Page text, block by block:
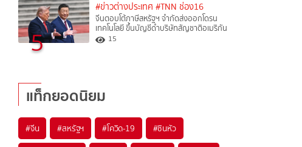
5
#ข่าวต่างประเทศ #TNN ช่อง16
จีนตอบโต้ภาษีสหรัฐฯ จำกัดส่งออกโดรน
เทคโนโลยี ขึ้นบัญชีดำบริษัทสัญชาติอเมริกัน
15
แท็กยอดนิยม
#จีน #สหรัฐฯ #โควิด-19 #ซินหัว